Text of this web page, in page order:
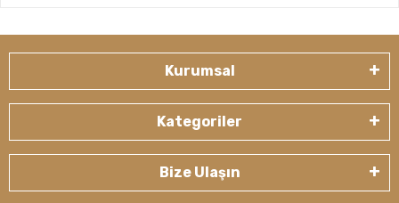
Kurumsal
Kategoriler
Bize Ulaşın